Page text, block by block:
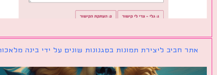
חביב ליצירת תמונות בסגנונות שונים על ידי בינה מלאכותית